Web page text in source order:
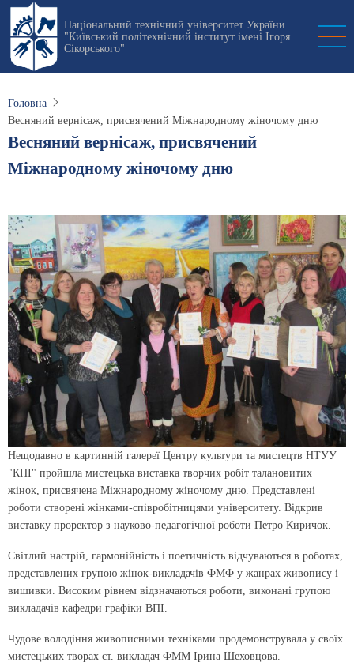
Перейти
основного
вмісту
Національний технічний університет України
"Київський політехнічний інститут імені Ігоря
Сікорського"
Головна
Весняний вернісаж, присвячений Міжнародному жіночому дню
Весняний вернісаж, присвячений
Міжнародному жіночому дню
Нещодавно в картинній галереї Центру культури та мистецтв НТУУ
"КПІ" пройшла мистецька виставка творчих робіт талановитих
жінок, присвячена Міжнародному жіночому дню. Представлені
роботи створені жінками-співробітницями університету. Відкрив
виставку проректор з науково-педагогічної роботи Петро Киричок.
Світлий настрій, гармонійність і поетичність відчуваються в роботах,
представлених групою жінок-викладачів ФМФ у жанрах живопису і
вишивки. Високим рівнем відзначаються роботи, виконані групою
викладачів кафедри графіки ВПІ.
Чудове володіння живописними техніками продемонструвала у своїх
мистецьких творах ст. викладач ФММ Ірина Шеховцова.